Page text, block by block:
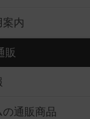
内
販
通販商品